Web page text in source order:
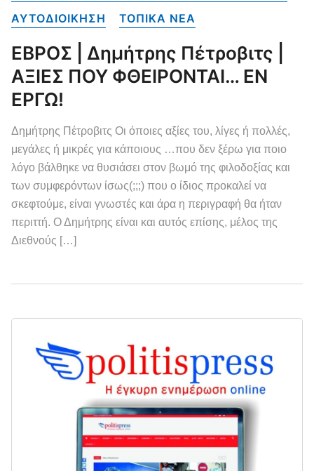
ΑΥΤΟΔΙΟΙΚΗΣΗ
ΤΟΠΙΚΑ NEA
ΕΒΡΟΣ | Δημήτρης Πέτροβιτς |
ΑΞΙΕΣ ΠΟΥ ΦΘΕΙΡΟΝΤΑΙ… ΕΝ
ΕΡΓΩ!
Δημήτρης Πέτροβιτς Οι όποιες αξίες του, λίγες ή πολλές,
μεγάλες ή μικρές για κάποιους …που δεν ξέρω για ποιο
λόγο βάλθηκε να θυσιάσει στον βωμό της φιλοδοξίας και
των συμφερόντων ίσως(;;;) που ο ίδιος προκαλεί να
σκεφτούμε, είναι γνωστές και άρα η περιγραφή θα ήταν
περιττή. Ο Δημήτρης είναι και αυτός επίσης, μέλος της
Διεθνούς […]